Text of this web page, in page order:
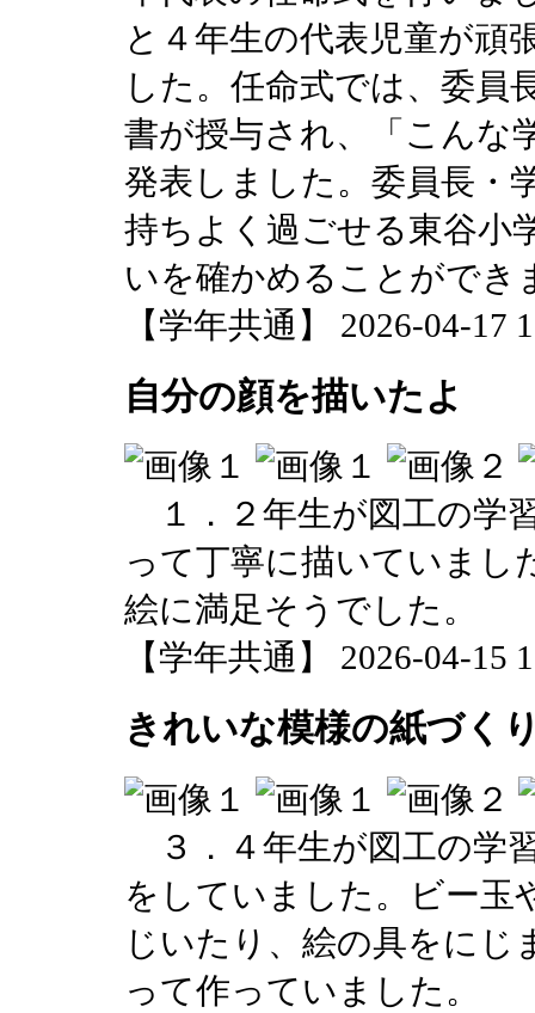
と４年生の代表児童が頑
した。任命式では、委員
書が授与され、「こんな
発表しました。委員長・
持ちよく過ごせる東谷小
いを確かめることができ
【学年共通】 2026-04-17
自分の顔を描いたよ
１．２年生が図工の学
って丁寧に描いていまし
絵に満足そうでした。
【学年共通】 2026-04-15
きれいな模様の紙づく
３．４年生が図工の学
をしていました。ビー玉
じいたり、絵の具をにじ
って作っていました。